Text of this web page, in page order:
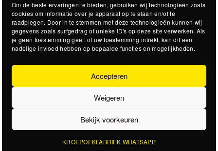
Om de beste ervaringen te bieden, gebruiken wij technologieën zoals
cookies om informatie over je apparaat op te slaan en/of te
raadplegen. Door in te stemmen met deze technologieën kunnen wij
gegevens zoals surfgedrag of unieke ID's op deze site verwerken. Als
je geen toestemming geeft of uw toestemming intrekt, kan dit een
nadelige invloed hebben op bepaalde functies en mogelijkheden.
Accepteren
Weigeren
Bekijk voorkeuren
KROEPOEKFABRIEK WHATSAPP